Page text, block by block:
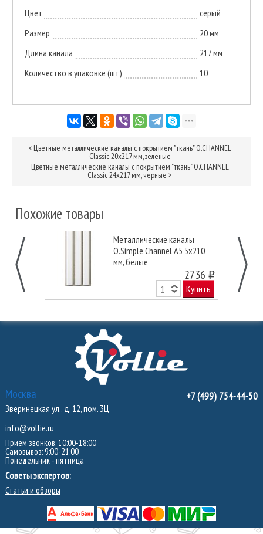
Цвет
серый
Размер
20 мм
Длина канала
217 мм
Количество в упаковке (шт)
10
< Цветные металлические каналы с покрытием "ткань" O.CHANNEL
Classic 20х217 мм, зеленые
Цветные металлические каналы с покрытием "ткань" O.CHANNEL
Classic 24х217 мм, черные >
Похожие товары
Металлические каналы
O.Simple Channel А5 5х210
мм, белые
2736 o
Купить
Москва
Зверинецкая ул., д. 12, пом. 3Ц
info@vollie.ru
Прием звонков: 10:00-18:00
Самовывоз: 9:00-21:00
Понедельник - пятница
Советы экспертов:
Статьи и обзоры
+7 (499) 754-44-50